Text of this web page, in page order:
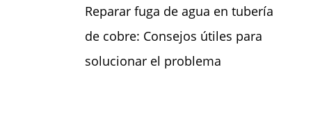
Reparar fuga de agua en tubería
de cobre: Consejos útiles para
solucionar el problema